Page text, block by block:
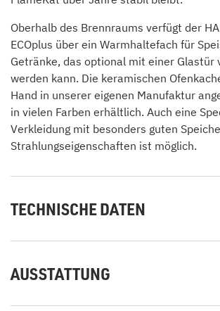
Oberhalb des Brennraums verfügt der
ECOplus über ein Warmhaltefach für
Getränke, das optional mit einer Glastür
werden kann. Die keramischen
Hand in unserer eigenen Manufaktur
in vielen Farben erhältlich. Auch eine
Verkleidung mit besonders guten
Strahlungseigenschaften ist möglich.
TECHNISCHE DATEN
AUSSTATTUNG